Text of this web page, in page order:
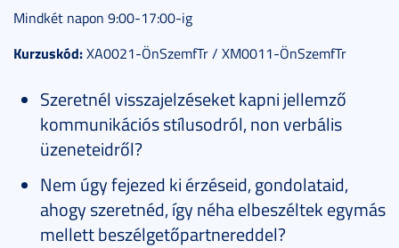
Mindkét napon 9:00-17:00-ig
Kurzuskód:XA0021-ÖnSzemfTr / XM0011-ÖnSzemfTr
Szeretnél visszajelzéseket kapni jellemző
kommunikációs stílusodról, non verbális
üzeneteidről?
Nem úgy fejezed ki érzéseid, gondolataid,
ahogy szeretnéd, így néha elbeszéltek egymás
mellett beszélgetőpartnereddel?